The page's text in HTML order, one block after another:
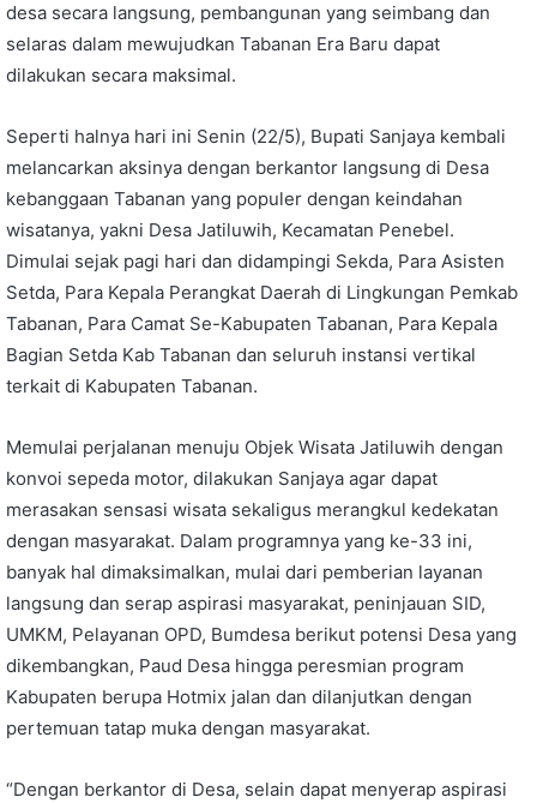
desa secara langsung, pembangunan yang seimbang dan
selaras dalam mewujudkan Tabanan Era Baru dapat
dilakukan secara maksimal.
Seperti halnya hari ini Senin (22/5), Bupati Sanjaya kembali
melancarkan aksinya dengan berkantor langsung di Desa
kebanggaan Tabanan yang populer dengan keindahan
wisatanya, yakni Desa Jatiluwih, Kecamatan Penebel.
Dimulai sejak pagi hari dan didampingi Sekda, Para Asisten
Setda, Para Kepala Perangkat Daerah di Lingkungan Pemkab
Tabanan, Para Camat Se-Kabupaten Tabanan, Para Kepala
Bagian Setda Kab Tabanan dan seluruh instansi vertikal
terkait di Kabupaten Tabanan.
Memulai perjalanan menuju Objek Wisata Jatiluwih dengan
konvoi sepeda motor, dilakukan Sanjaya agar dapat
merasakan sensasi wisata sekaligus merangkul kedekatan
dengan masyarakat. Dalam programnya yang ke-33 ini,
banyak hal dimaksimalkan, mulai dari pemberian layanan
langsung dan serap aspirasi masyarakat, peninjauan SID,
UMKM, Pelayanan OPD, Bumdesa berikut potensi Desa yang
dikembangkan, Paud Desa hingga peresmian program
Kabupaten berupa Hotmix jalan dan dilanjutkan dengan
pertemuan tatap muka dengan masyarakat.
“Dengan berkantor di Desa, selain dapat menyerap aspirasi